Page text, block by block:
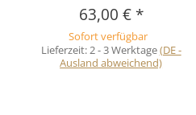
63,00 € *
Sofort verfügbar
Lieferzeit:2 - 3 Werktage(DE -
Ausland abweichend)